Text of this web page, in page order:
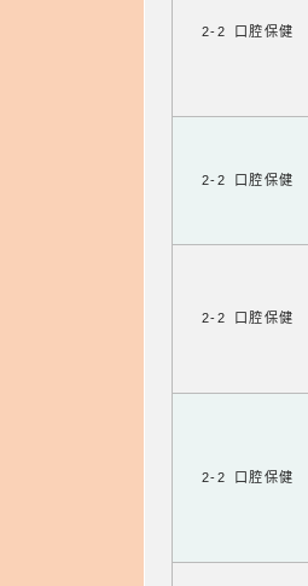
2-2 口腔保健
2-2 口腔保健
2-2 口腔保健
2-2 口腔保健